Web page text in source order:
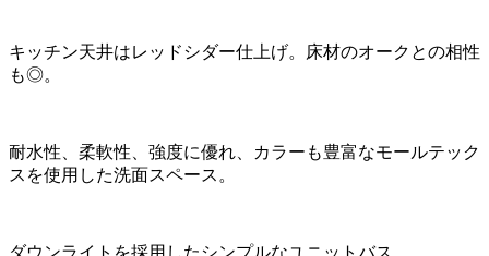
キッチン天井はレッドシダー仕上げ。床材のオークとの相性
も◎。
耐水性、柔軟性、強度に優れ、カラーも豊富なモールテック
スを使用した洗面スペース。
ダウンライトを採用したシンプルなユニットバス。